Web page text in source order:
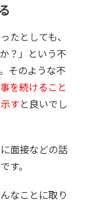
たとしても、
？」という不
そのような不
を続けること
すと良いでし
面接などの話
す。
なことに取り